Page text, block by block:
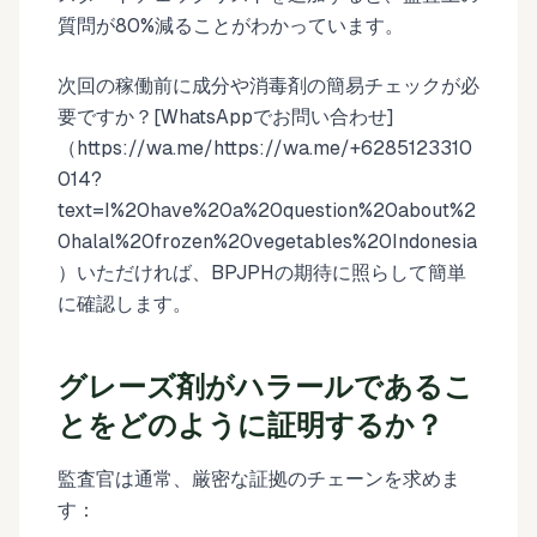
質問が80%減ることがわかっています。
次回の稼働前に成分や消毒剤の簡易チェックが必
要ですか？[WhatsAppでお問い合わせ]
（https://wa.me/https://wa.me/+6285123310
014?
text=I%20have%20a%20question%20about%2
0halal%20frozen%20vegetables%20Indonesia
）いただければ、BPJPHの期待に照らして簡単
に確認します。
グレーズ剤がハラールであるこ
とをどのように証明するか？
監査官は通常、厳密な証拠のチェーンを求めま
す：